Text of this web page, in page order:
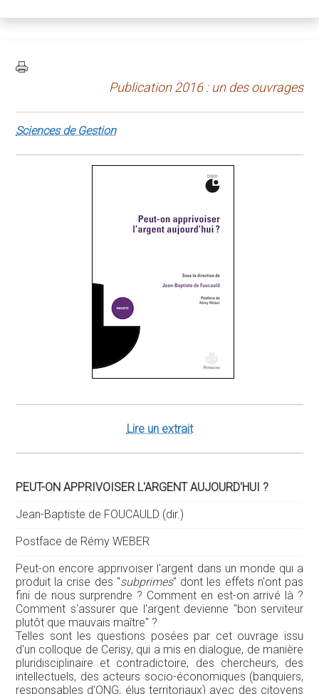
Publication 2016 : un des ouvrages
Sciences de Gestion
Lire un extrait
PEUT-ON APPRIVOISER L'ARGENT AUJOURD'HUI ?
Jean-Baptiste de FOUCAULD (dir.)
Postface de Rémy WEBER
Peut-on encore apprivoiser l'argent dans un monde qui a
produit la crise des "subprimes" dont les effets n'ont pas
fini de nous surprendre ? Comment en est-on arrivé là ?
Comment s'assurer que l'argent devienne "bon serviteur
plutôt que mauvais maître" ?
Telles sont les questions posées par cet ouvrage issu
d'un colloque de Cerisy, qui a mis en dialogue, de manière
pluridisciplinaire et contradictoire, des chercheurs, des
intellectuels, des acteurs socio-économiques (banquiers,
responsables d'ONG, élus territoriaux) avec des citoyens